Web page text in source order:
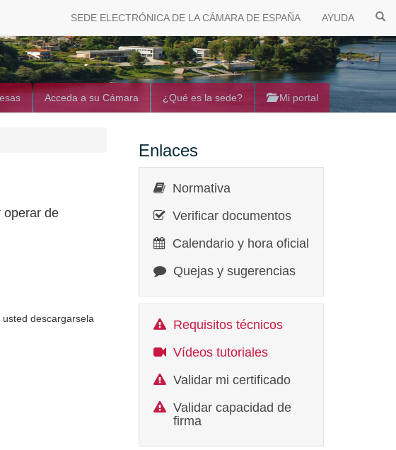
SEDE ELECTRÓNICA DE LA CÁMARA DE ESPAÑA AYUDA
Acceda a su Cámara ¿Qué es la sede? Mi portal
operar de
descargarsela
Enlaces
Normativa
Verificar documentos
Calendario y hora oficial
Quejas y sugerencias
Requisitos técnicos
Vídeos tutoriales
Validar mi certificado
Validar capacidad de
firma